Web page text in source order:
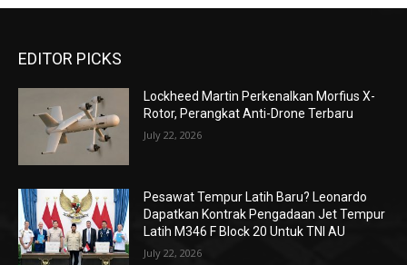
EDITOR PICKS
Lockheed Martin Perkenalkan Morfius X-
Rotor, Perangkat Anti-Drone Terbaru
July 22, 2026
Pesawat Tempur Latih Baru? Leonardo
Dapatkan Kontrak Pengadaan Jet Tempur
Latih M346 F Block 20 Untuk TNI AU
July 22, 2026